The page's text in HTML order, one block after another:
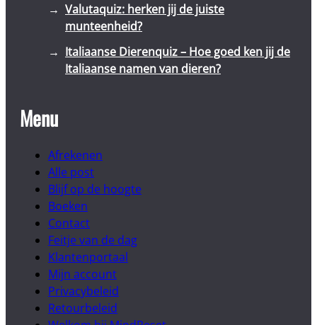
Valutaquiz: herken jij de juiste
munteenheid?
Italiaanse Dierenquiz – Hoe goed ken jij de
Italiaanse namen van dieren?
Menu
Afrekenen
Alle post
Blijf op de hoogte
Boeken
Contact
Feitje van de dag
Klantenportaal
Mijn account
Privacybeleid
Retourbeleid